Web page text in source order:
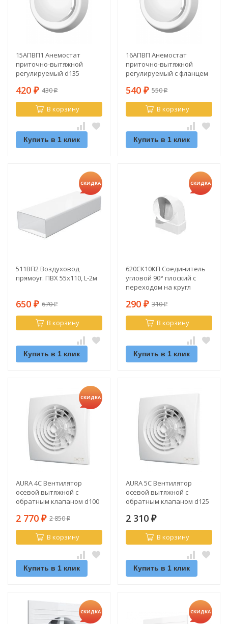
15АПВП1 Анемостат
приточно-вытяжной
регулируемый d135
420 ₽ 430₽
В корзину
Купить в 1 клик
16АПВП Анемостат
приточно-вытяжной
регулируемый с фланцем
540 ₽ 550₽
В корзину
Купить в 1 клик
СКИДКА
511ВП2 Воздуховод
прямоуг. ПВХ 55х110, L-2м
650 ₽ 670₽
В корзину
Купить в 1 клик
СКИДКА
620СK10КП Соединитель
угловой 90° плоский с
переходом на кругл
290 ₽ 310₽
В корзину
Купить в 1 клик
СКИДКА
AURA 4C Вентилятор
осевой вытяжной с
обратным клапаном d100
2 770 ₽ 2 850₽
В корзину
Купить в 1 клик
AURA 5C Вентилятор
осевой вытяжной с
обратным клапаном d125
2 310 ₽
В корзину
Купить в 1 клик
СКИДКА СКИДКА